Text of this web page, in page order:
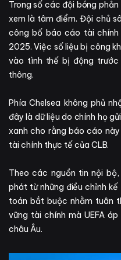
Trong số các đội bóng
xem là tâm điểm. Đội chủ
công bố báo cáo tài
2025. Việc số liệu bị công
vào tình thế bị động
thông.
Phía Chelsea không phủ
đây là dữ liệu do chính họ
xanh cho rằng báo cáo
tài chính thực tế của CLB.
Theo các nguồn tin nội
phát từ những điều chỉnh
toán bắt buộc nhằm tuân
vững tài chính mà UEFA
châu Âu.